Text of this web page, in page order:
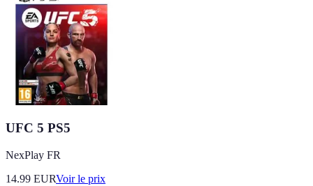
UFC 5 PS5
NexPlay FR
14.99 EURVoir le prix